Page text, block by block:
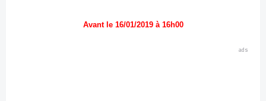
Avant le 16/01/2019 à 16h00
ads